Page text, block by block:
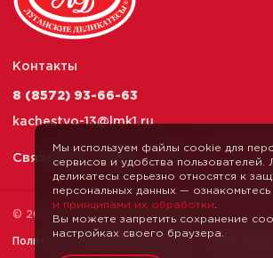
Мы используем файлы cookie для
сервисов и удобства пользователей.
деликатесы серьезно относятся к
персональных данных — ознакомьтесь
и принципами их обработки
Вы можете запретить сохранение
настройках своего браузера.
Контакты
8 (8572) 93-66-63
kachestvo-13@lmk1.ru
Связаться с нами
© 2026 Луганские Деликатесы
Политика конфиденциальности Карта сайта